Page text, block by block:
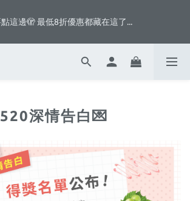
這邊🫣 最低8折優惠都藏在這了...
這邊🫣 最低8折優惠都藏在這了...
週滿額贈👨🏻脆片、白奶昔等你拿
5
4
6
5
4
6
5
4
9
8
7
2
1
9
8
3
2
0
:
4
3
2
0
7
點這邊🫣 最低8折優惠都藏在這了...
520深情告白💌